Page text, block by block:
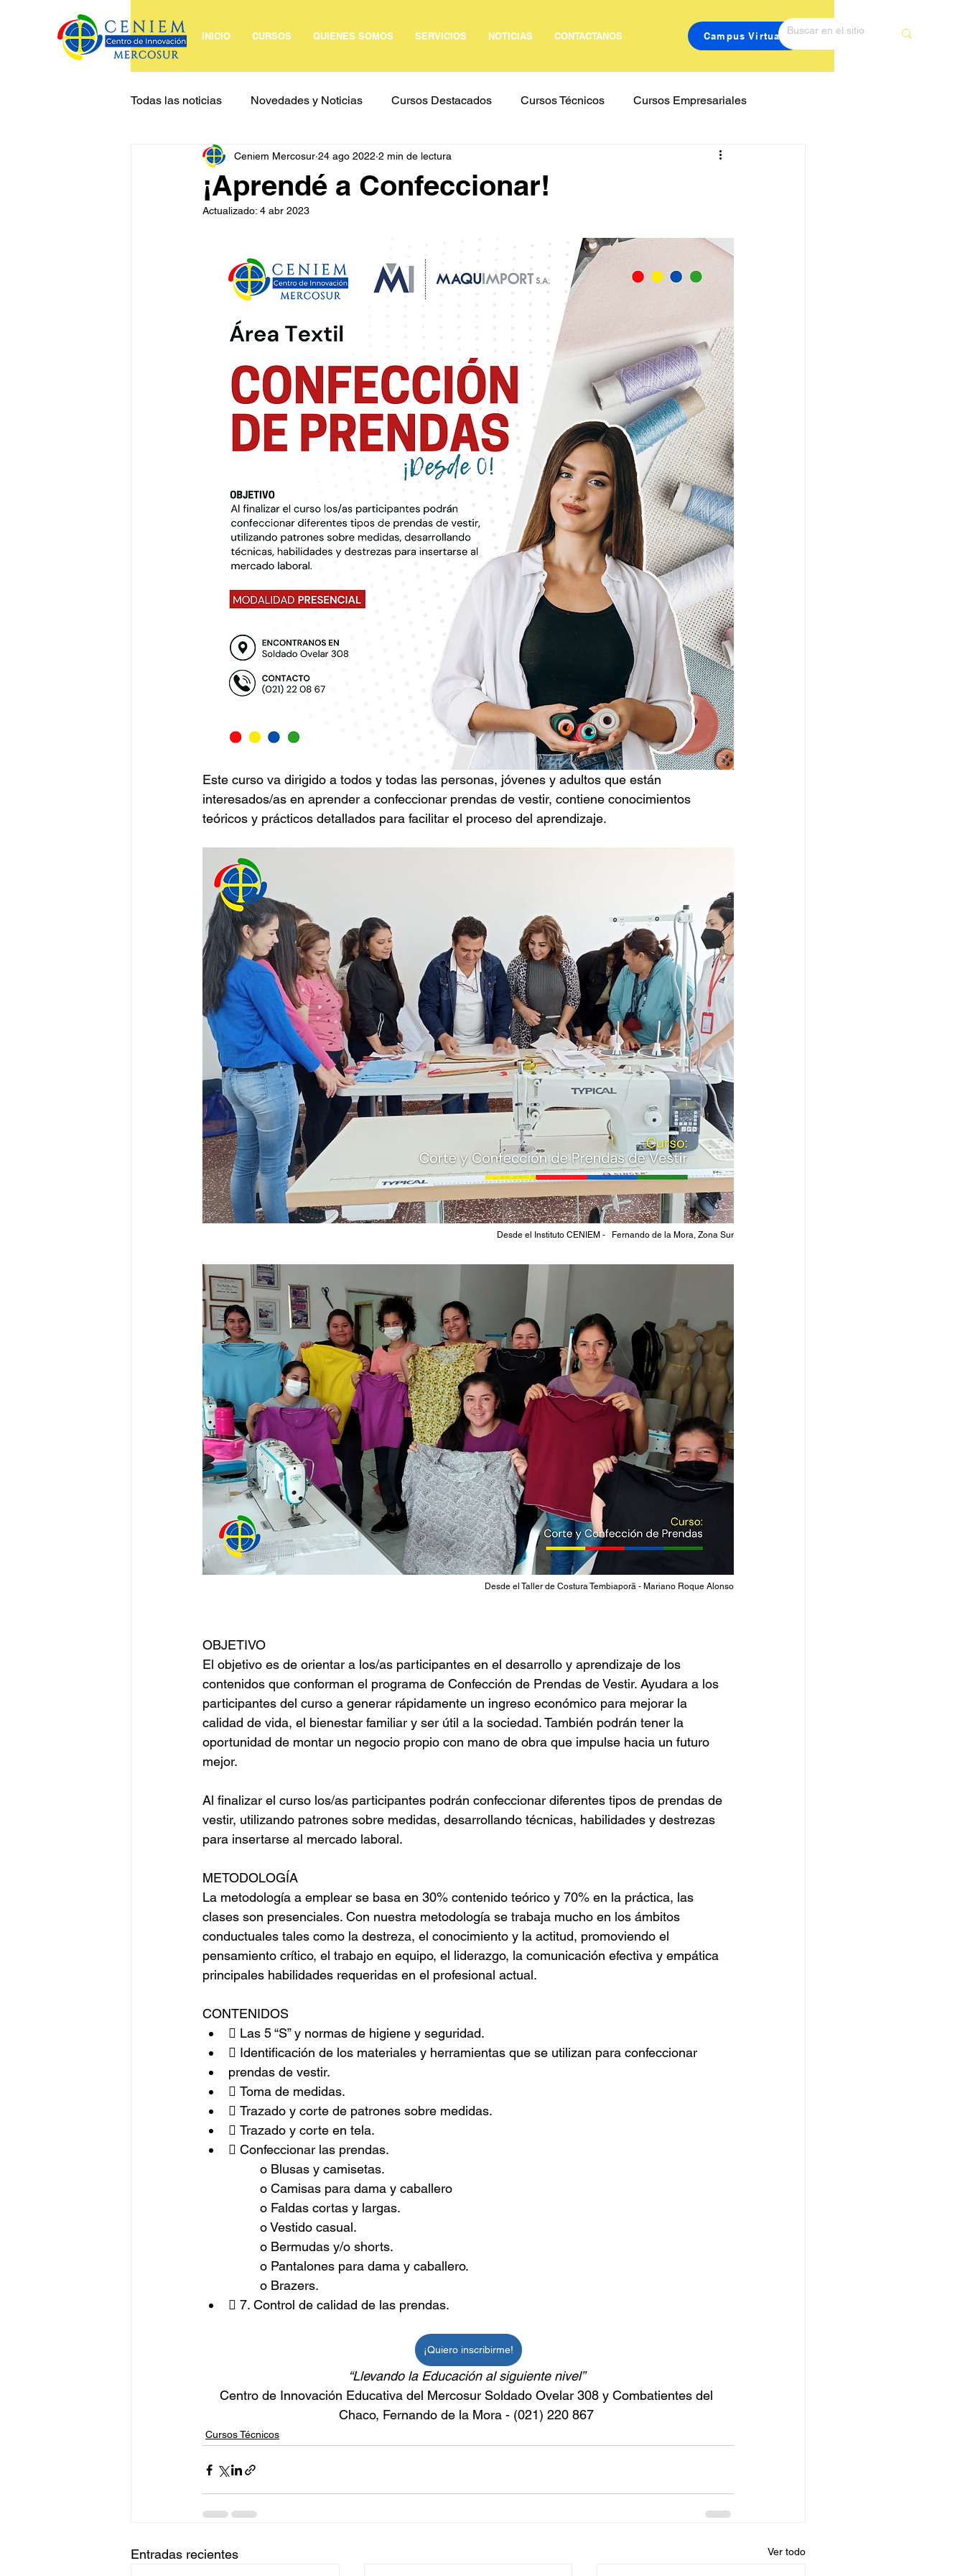
INICIO CURSOS QUIENES SOMOS SERVICIOS NOTICIAS CONTACTANOS Campus Virtual
Todas las noticias Novedades y Noticias Cursos Destacados Cursos Técnicos Cursos Empresariales
Cursos a medida e In Company Todos los Cursos
¡Aprendé a Confeccionar!
Ceniem Mercosur 24 ago 2022 2 min de lectura
Actualizado: 4 abr 2023
Este curso va dirigido a todos y todas las personas, jóvenes y adultos que están
interesados/as en aprender a confeccionar prendas de vestir, contiene conocimientos
teóricos y prácticos detallados para facilitar el proceso del aprendizaje.
Desde el Instituto CENIEM -   Fernando de la Mora, Zona Sur
Desde el Taller de Costura Tembiaporã - Mariano Roque Alonso
OBJETIVO
El objetivo es de orientar a los/as participantes en el desarrollo y aprendizaje de los
contenidos que conforman el programa de Confección de Prendas de Vestir. Ayudara a los
participantes del curso a generar rápidamente un ingreso económico para mejorar la
calidad de vida, el bienestar familiar y ser útil a la sociedad. También podrán tener la
oportunidad de montar un negocio propio con mano de obra que impulse hacia un futuro
mejor.
Al finalizar el curso los/as participantes podrán confeccionar diferentes tipos de prendas de
vestir, utilizando patrones sobre medidas, desarrollando técnicas, habilidades y destrezas
para insertarse al mercado laboral.
METODOLOGÍA
La metodología a emplear se basa en 30% contenido teórico y 70% en la práctica, las
clases son presenciales. Con nuestra metodología se trabaja mucho en los ámbitos
conductuales tales como la destreza, el conocimiento y la actitud, promoviendo el
pensamiento crítico, el trabajo en equipo, el liderazgo, la comunicación efectiva y empática
principales habilidades requeridas en el profesional actual.
CONTENIDOS
 Las 5 “S” y normas de higiene y seguridad.
 Identificación de los materiales y herramientas que se utilizan para confeccionar
prendas de vestir.
 Toma de medidas.
 Trazado y corte de patrones sobre medidas.
 Trazado y corte en tela.
 Confeccionar las prendas.
o Blusas y camisetas.
o Camisas para dama y caballero
o Faldas cortas y largas.
o Vestido casual.
o Bermudas y/o shorts.
o Pantalones para dama y caballero.
o Brazers.
 7. Control de calidad de las prendas.
¡Quiero inscribirme!
“Llevando la Educación al siguiente nivel”
Centro de Innovación Educativa del Mercosur Soldado Ovelar 308 y Combatientes del
Chaco, Fernando de la Mora - (021) 220 867
Cursos Técnicos
Entradas recientes Ver todo